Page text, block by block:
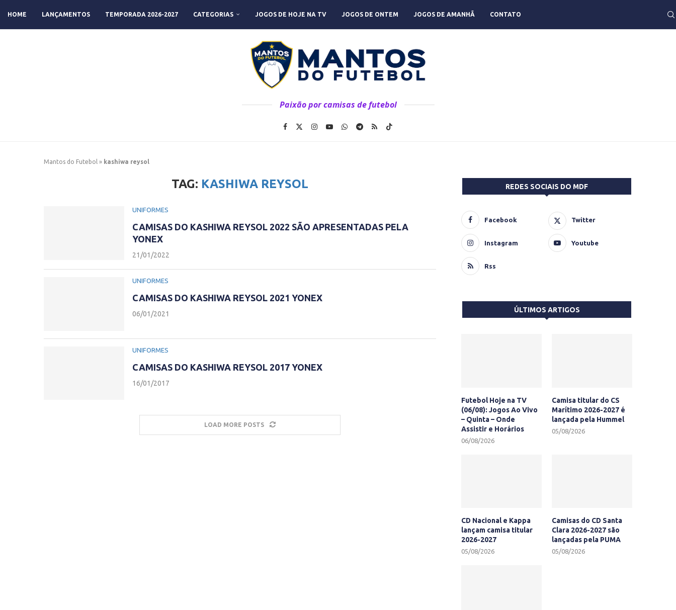
HOME LANÇAMENTOS TEMPORADA 2026-2027 CATEGORIAS JOGOS DE HOJE NA TV JOGOS DE ONTEM JOGOS DE AMANHÃ CONTATO
Paixão por camisas de futebol
Mantos do Futebol » kashiwa reysol
TAG: KASHIWA REYSOL
UNIFORMES
CAMISAS DO KASHIWA REYSOL 2022 SÃO APRESENTADAS PELA
YONEX
21/01/2022
UNIFORMES
CAMISAS DO KASHIWA REYSOL 2021 YONEX
06/01/2021
UNIFORMES
CAMISAS DO KASHIWA REYSOL 2017 YONEX
16/01/2017
LOAD MORE POSTS
REDES SOCIAIS DO MDF
Facebook Twitter
Instagram Youtube
Rss
ÚLTIMOS ARTIGOS
Futebol Hoje na TV
(06/08): Jogos Ao Vivo
– Quinta – Onde
Assistir e Horários
06/08/2026
Camisa titular do CS
Marítimo 2026-2027 é
lançada pela Hummel
05/08/2026
CD Nacional e Kappa
lançam camisa titular
2026-2027
05/08/2026
Camisas do CD Santa
Clara 2026-2027 são
lançadas pela PUMA
05/08/2026